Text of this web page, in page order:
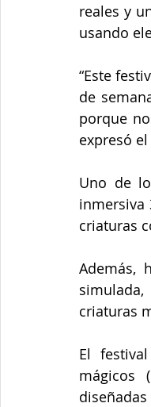
reales y
usando
“Este
de
porque
expresó
Uno de
inmersiva
criaturas
Además,
criaturas
El
mágicos